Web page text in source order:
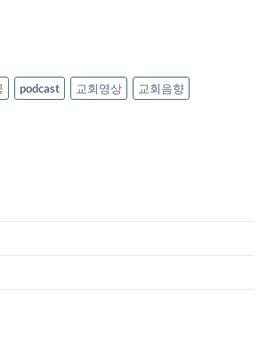
podcast 교회영상 교회음향